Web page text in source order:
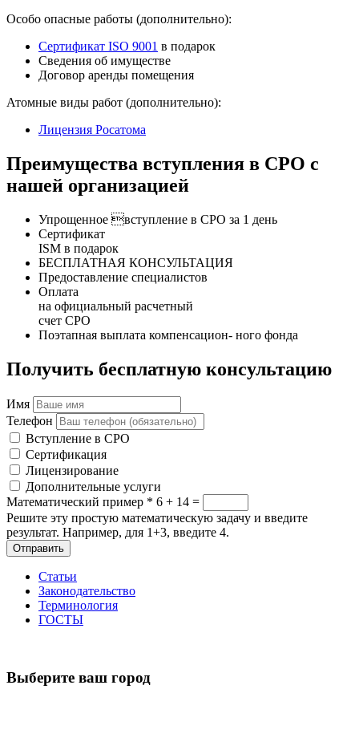
Особо опасные работы (дополнительно):
Сертификат ISO 9001 в подарок
Сведения об имуществе
Договор аренды помещения
Атомные виды работ (дополнительно):
Лицензия Росатома
Преимущества вступления в СРО с
нашей организацией
Упрощенное вступление в СРО за 1 день
Сертификат
ISM в подарок
БЕСПЛАТНАЯ КОНСУЛЬТАЦИЯ
Предоставление специалистов
Оплата
на официальный расчетный
счет СРО
Поэтапная выплата компенсацион- ного фонда
Получить бесплатную консультацию
Имя
Телефон
Вступление в СРО
Сертификация
Лицензирование
Дополнительные услуги
Математический пример * 6 + 14 =
Решите эту простую математическую задачу и введите
результат. Например, для 1+3, введите 4.
Отправить
Статьи
Законодательство
Терминология
ГОСТЫ
Выберите ваш город